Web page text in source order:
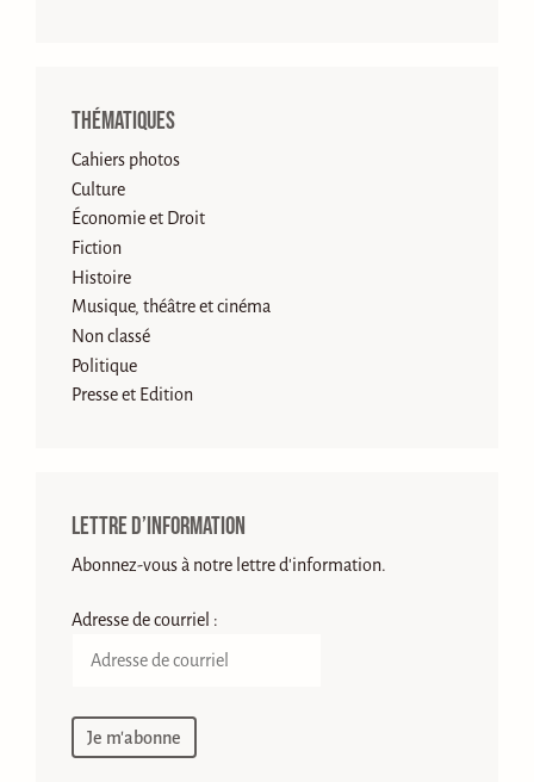
Thématiques
Cahiers photos
Culture
Économie et Droit
Fiction
Histoire
Musique, théâtre et cinéma
Non classé
Politique
Presse et Edition
Lettre d’information
Abonnez-vous à notre lettre d'information.
Adresse de courriel :